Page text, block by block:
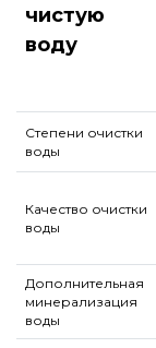
чистую
воду
Степени очистки
воды
Качество очистки
воды
Дополнительная
минерализация
воды